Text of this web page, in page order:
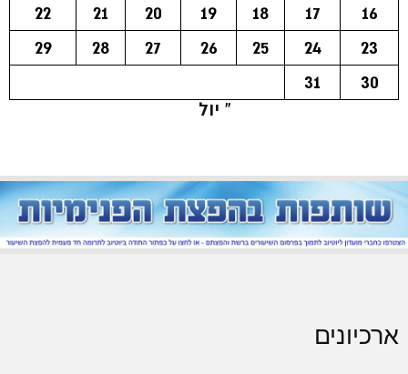
16
17
18
19
20
21
22
23
24
25
26
27
28
29
30
31
« יול
ארכיונים